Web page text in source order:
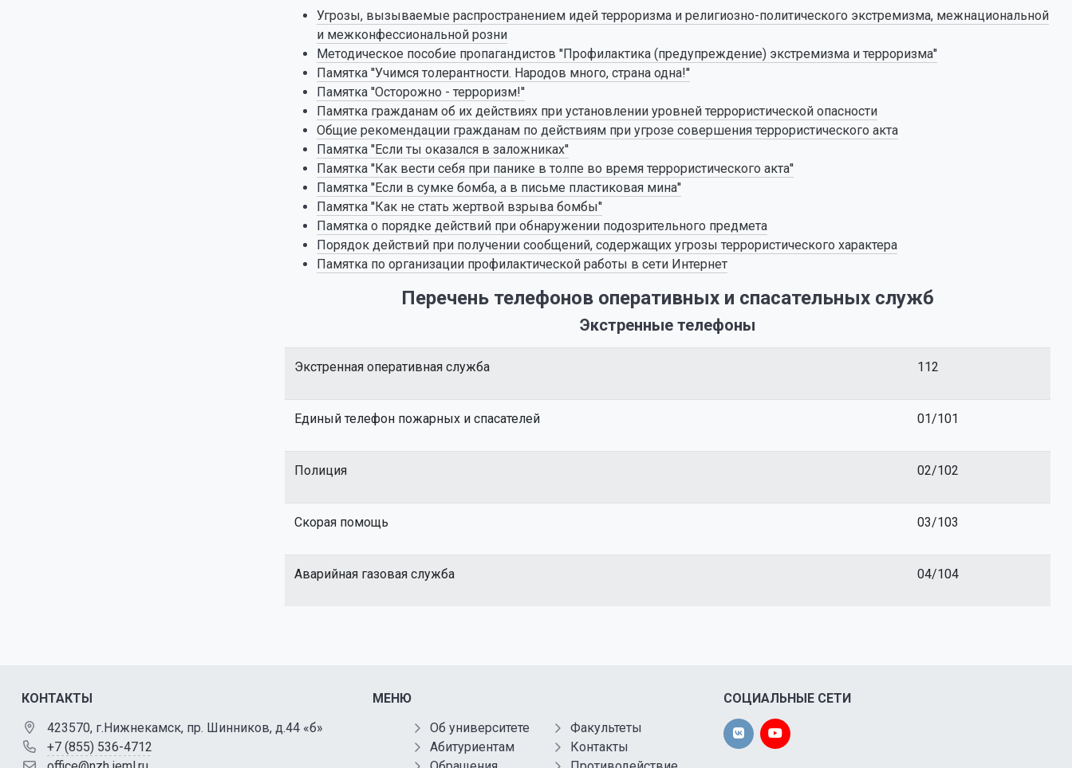
Угрозы, вызываемые распространением идей терроризма и религиозно-политического экстремизма, межнациональной
и межконфессиональной розни
Методическое пособие пропагандистов ''Профилактика (предупреждение) экстремизма и терроризма''
Памятка ''Учимся толерантности. Народов много, страна одна!''
Памятка ''Осторожно - терроризм!''
Памятка гражданам об их действиях при установлении уровней террористической опасности
Общие рекомендации гражданам по действиям при угрозе совершения террористического акта
Памятка ''Если ты оказался в заложниках''
Памятка ''Как вести себя при панике в толпе во время террористического акта''
Памятка ''Если в сумке бомба, а в письме пластиковая мина''
Памятка ''Как не стать жертвой взрыва бомбы''
Памятка о порядке действий при обнаружении подозрительного предмета
Порядок действий при получении сообщений, содержащих угрозы террористического характера
Памятка по организации профилактической работы в сети Интернет
Перечень телефонов оперативных и спасательных служб
Экстренные телефоны
Экстренная оперативная служба 112
Единый телефон пожарных и спасателей 01/101
Полиция 02/102
Скорая помощь 03/103
Аварийная газовая служба 04/104
КОНТАКТЫ
423570, г.Нижнекамск, пр. Шинников, д.44 «б»
+7 (855) 536-4712
МЕНЮ
Об университете
Факультеты
Абитуриентам
Контакты
СОЦИАЛЬНЫЕ СЕТИ